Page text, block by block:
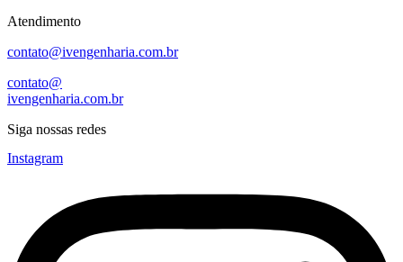
Atendimento
contato@ivengenharia.com.br
contato@
ivengenharia.com.br
Siga nossas redes
Instagram